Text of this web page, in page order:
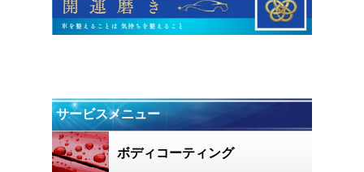
サービスメニュー
ボディコーティング